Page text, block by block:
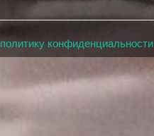
политику конфиденциальности